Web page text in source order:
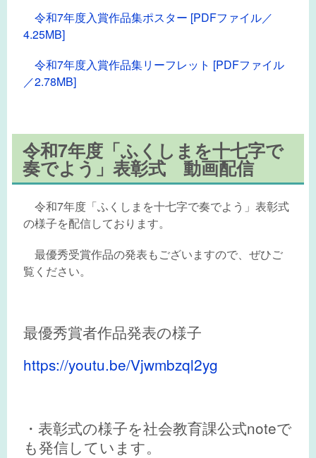
令和7年度入賞作品集ポスター [PDFファイル／
4.25MB]
令和7年度入賞作品集リーフレット [PDFファイル
／2.78MB]
令和7年度「ふくしまを十七字で
奏でよう」表彰式動画配信
令和7年度「ふくしまを十七字で奏でよう」表彰式
の様子を配信しております。
最優秀受賞作品の発表もございますので、ぜひご
覧ください。
最優秀賞者作品発表の様子
https://youtu.be/Vjwmbzql2yg
・表彰式の様子を社会教育課公式noteで
も発信しています。